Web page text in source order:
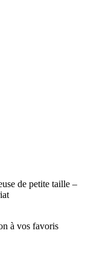
de petite taille –